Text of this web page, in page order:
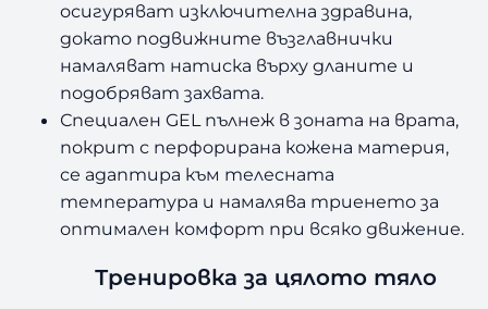
осигуряват изключителна здравина,
докато подвижните възглавнички
намаляват натиска върху дланите и
подобряват захвата.
Специален GEL пълнеж в зоната на врата,
покрит с перфорирана кожена материя,
се адаптира към телесната
температура и намалява триенето за
оптимален комфорт при всяко движение.
Тренировка за цялото тяло